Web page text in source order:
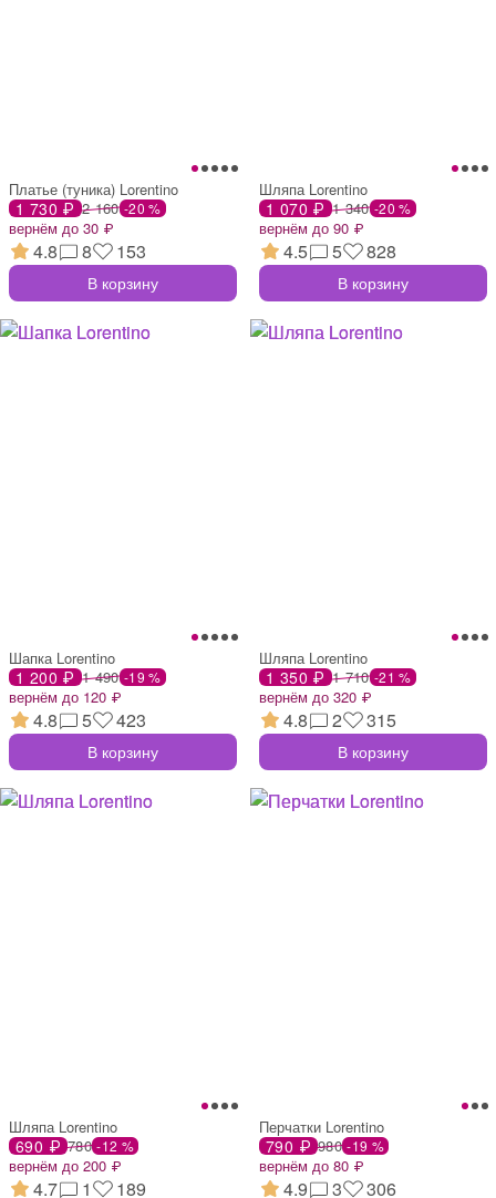
Платье (туника) Lorentino
1 730 ₽ 2 160 -20 %
вернём до 30 ₽
4.8 8 153
В корзину
Шляпа Lorentino
1 070 ₽ 1 340 -20 %
вернём до 90 ₽
4.5 5 828
В корзину
Шапка Lorentino
1 200 ₽ 1 490 -19 %
вернём до 120 ₽
4.8 5 423
В корзину
Шляпа Lorentino
1 350 ₽ 1 710 -21 %
вернём до 320 ₽
4.8 2 315
В корзину
Шляпа Lorentino
690 ₽ 780 -12 %
вернём до 200 ₽
4.7 1 189
Перчатки Lorentino
790 ₽ 980 -19 %
вернём до 80 ₽
4.9 3 306